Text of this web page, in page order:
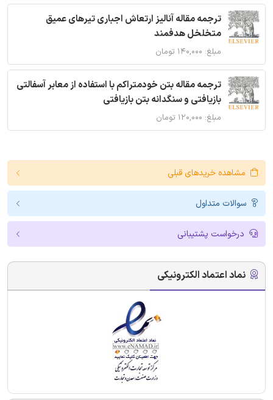
ترجمه مقاله آنالیز ارتعاش اجباری تیرهای عمیق
متخلخل هدفمند
مبلغ: ۱۴۰,۰۰۰ تومان
ترجمه مقاله بتن خودمتراکم با استفاده از معابر آسفالتی
بازیافتی و سنگدانه بتن بازیافتی
مبلغ: ۱۲۰,۰۰۰ تومان
مشاهده خریدهای قبلی
سوالات متداول
درخواست پشتیبانی
نماد اعتماد الکترونیکی